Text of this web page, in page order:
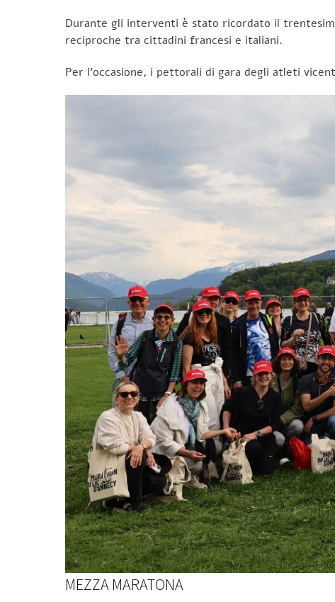
Durante gli interventi è stato ricordato il
reciproche tra cittadini francesi e italiani.
Per l’occasione, i pettorali di gara degli atleti
MEZZA MARATONA